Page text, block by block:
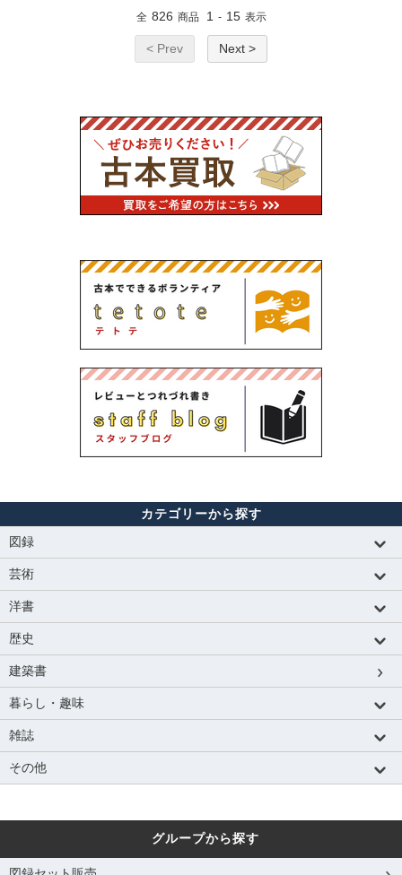
全 826 商品 1 - 15 表示
< Prev Next >
カテゴリーから探す
図録
芸術
洋書
歴史
建築書
暮らし・趣味
雑誌
その他
グループから探す